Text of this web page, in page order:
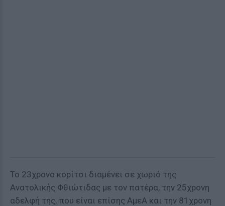
Το 23χρονο κορίτσι διαμένει σε χωριό της
Ανατολικής Φθιώτιδας με τον πατέρα, την 25χρονη
αδελφή της, που είναι επίσης ΑμεΑ και την 81χρονη